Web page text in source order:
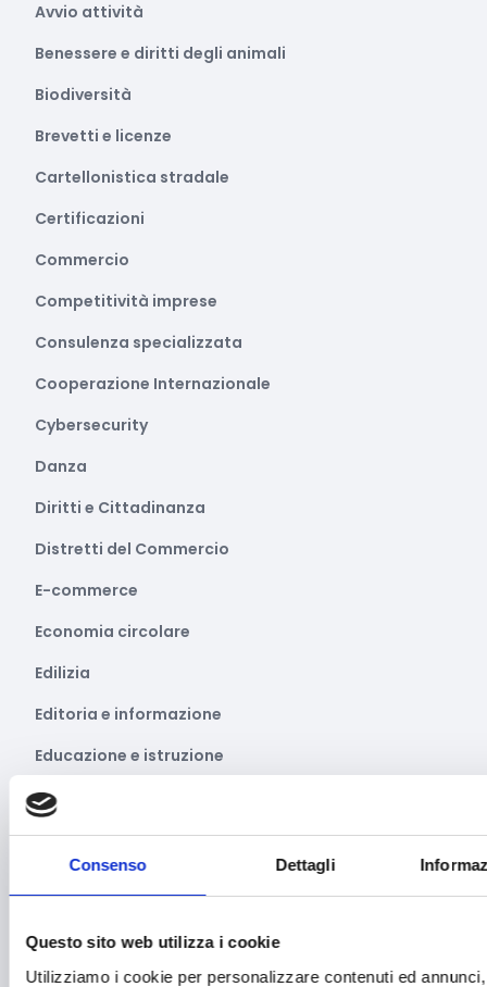
Consenso Dettagli
Questo sito web utilizza i cookie
Utilizziamo i cookie per personalizzare contenuti ed
Avvio attività
Benessere e diritti degli animali
Biodiversità
Brevetti e licenze
Cartellonistica stradale
Certificazioni
Commercio
Competitività imprese
Consulenza specializzata
Cooperazione Internazionale
Cybersecurity
Danza
Diritti e Cittadinanza
Distretti del Commercio
E-commerce
Economia circolare
Edilizia
Editoria e informazione
Educazione e istruzione
Emittenti radiofoniche
Energie Rinnovabili